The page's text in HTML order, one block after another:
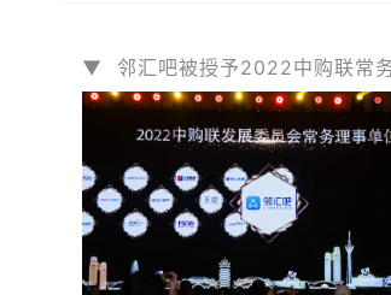
▼ 邻汇吧被授予2022中购联常